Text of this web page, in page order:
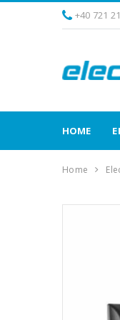
+40 721
HOME
Home